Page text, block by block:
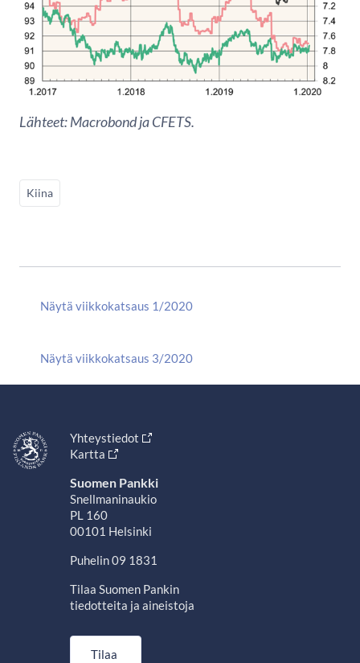
Lähteet: Macrobond ja CFETS.
Kiina
Näytä viikkokatsaus 1/2020
Näytä viikkokatsaus 3/2020
Yhteystiedot
Kartta
Suomen Pankki
Snellmaninaukio
PL 160
00101 Helsinki
Puhelin 09 1831
Tilaa Suomen Pankin
tiedotteita ja aineistoja
Tilaa